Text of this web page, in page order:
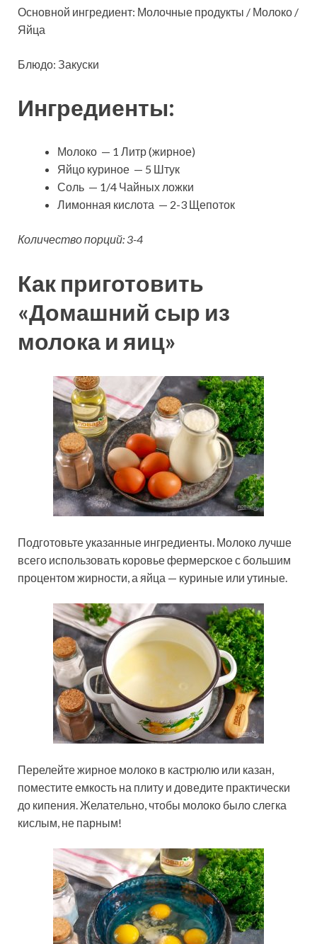
Основной ингредиент: Молочные продукты / Молоко /
Яйца
Блюдо: Закуски
Ингредиенты:
Молоко — 1 Литр (жирное)
Яйцо куриное — 5 Штук
Соль — 1/4 Чайных ложки
Лимонная кислота — 2-3 Щепоток
Количество порций: 3-4
Как приготовить
«Домашний сыр из
молока и яиц»
Подготовьте указанные ингредиенты. Молоко лучше
всего использовать коровье фермерское с большим
процентом жирности, а яйца — куриные или утиные.
Перелейте жирное молоко в кастрюлю или казан,
поместите емкость на плиту и доведите практически
до кипения. Желательно, чтобы молоко было слегка
кислым, не парным!